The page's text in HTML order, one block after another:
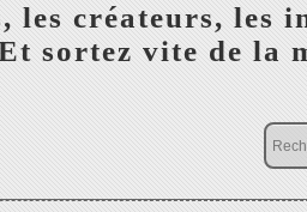
les créateurs, les
sortez vite de la